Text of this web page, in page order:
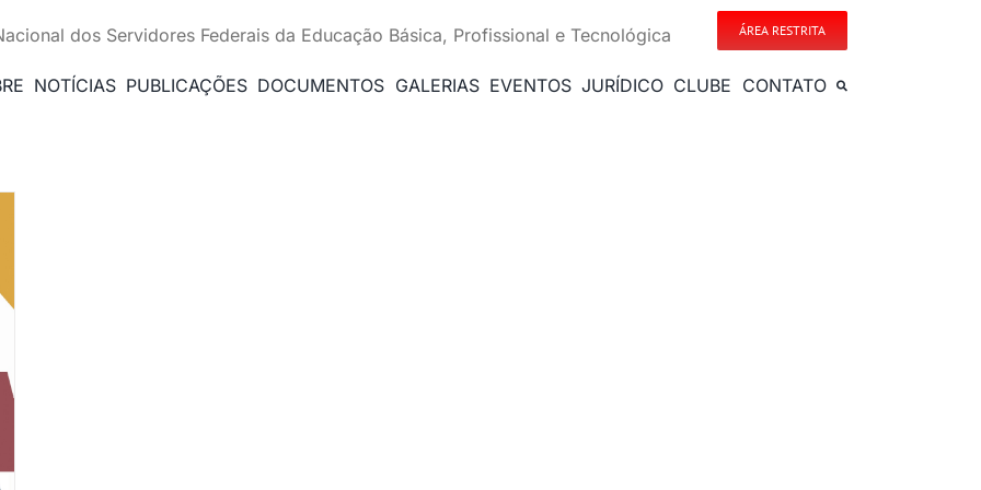
dos Servidores Federais da Educação Básica, Profissional e Tecnológica ÁREA RESTRITA
NOTÍCIAS PUBLICAÇÕES DOCUMENTOS GALERIAS EVENTOS JURÍDICO CLUBE CONTATO